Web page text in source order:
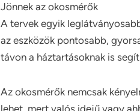
Jönnek az okosmérők
A tervek egyik
az eszközök pontosabb,
távon a háztartásoknak is
Az okosmérők nemcsak